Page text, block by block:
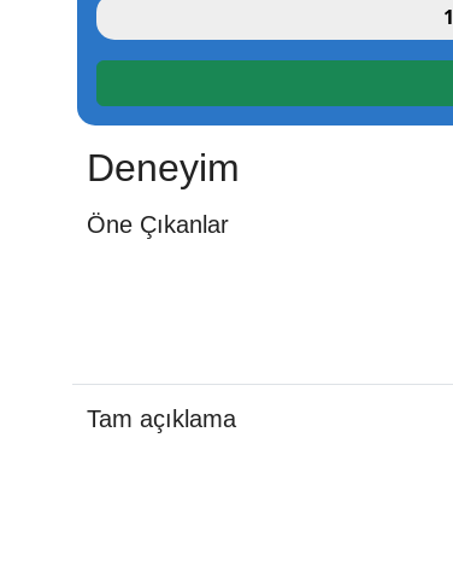
1
Deneyim
Öne Çıkanlar
Tam açıklama